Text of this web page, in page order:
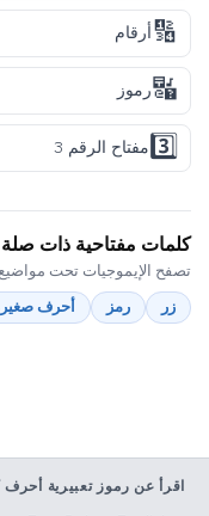
🔢أرقام
🔣رموز
3️⃣ مفتاح الرقم 3
كلمات مفتاحية ذات صلة
تصفح الإيموجيات تحت مواضيع
زر
رمز أحرف
اقرأ عن رموز تعبيرية